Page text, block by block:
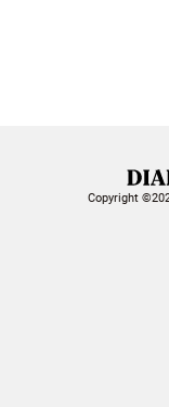
Copyright